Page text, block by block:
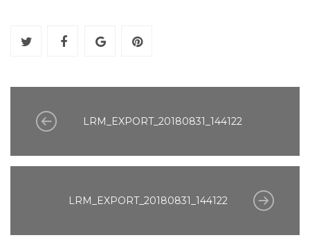
LRM_EXPORT_20180831_144122
LRM_EXPORT_20180831_144122